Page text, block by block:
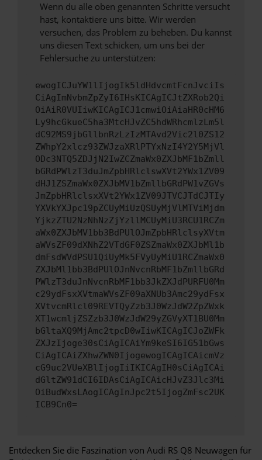
Wenn du alle oben genannten Schritte versucht
hast, kontaktiere uns bitte. Wir werden
versuchen, das Problem zu beheben. Du kannst
uns diesen Text schicken, um uns bei der
Fehlersuche zu unterstützen:
ewogICJuYW1lIjogIk5ldHdvcmtFcnJvciIs
CiAgImNvbmZpZyI6IHsKICAgICJtZXRob2Qi
OiAiR0VUIiwKICAgICJ1cmwiOiAiaHR0cHM6
Ly9hcGkueC5ha3MtcHJvZC5hdWRhcmlzLm5l
dC92MS9jbGllbnRzLzIzMTAvd2Vic2l0ZS12
ZWhpY2xlcz93ZWJzaXRlPTYxNzI4Y2Y5MjVl
ODc3NTQ5ZDJjN2IwZCZmaWx0ZXJbMF1bZmll
bGRdPWlzT3duJmZpbHRlclswXVt2YWx1ZV09
dHJ1ZSZmaWx0ZXJbMV1bZmllbGRdPW1vZGVs
JmZpbHRlclsxXVt2YWx1ZV09JTVCJTdCJTIy
YXVkYXJpc19pZCUyMiUzQSUyMjVlMTViMjdm
YjkzZTU2NzNhNzZjYzllMCUyMiU3RCU1RCZm
aWx0ZXJbMV1bb3BdPUlOJmZpbHRlclsyXVtm
aWVsZF09dXNhZ2VTdGF0ZSZmaWx0ZXJbMl1b
dmFsdWVdPSU1QiUyMk5FVyUyMiU1RCZmaWx0
ZXJbMl1bb3BdPUlOJnNvcnRbMF1bZmllbGRd
PWlzT3duJnNvcnRbMF1bb3JkZXJdPURFU0Mm
c29ydFsxXVtmaWVsZF09aXNUb3Amc29ydFsx
XVtvcmRlcl09REVTQyZzb3J0WzJdW2ZpZWxk
XT1wcmljZSZzb3J0WzJdW29yZGVyXT1BU0Mm
bGltaXQ9MjAmc2tpcD0wIiwKICAgICJoZWFk
ZXJzIjoge30sCiAgICAiYm9keSI6IG51bGws
CiAgICAiZXhwZWN0IjogewogICAgICAicmVz
cG9uc2VUeXBlIjogIiIKICAgIH0sCiAgICAi
dGltZW91dCI6IDAsCiAgICAicHJvZ3Jlc3Mi
OiBudWxsLAogICAgInJpc2t5IjogZmFsc2UK
ICB9Cn0=
Entdecken Sie die Faszination von Audi RS Q8 Neuwagen für